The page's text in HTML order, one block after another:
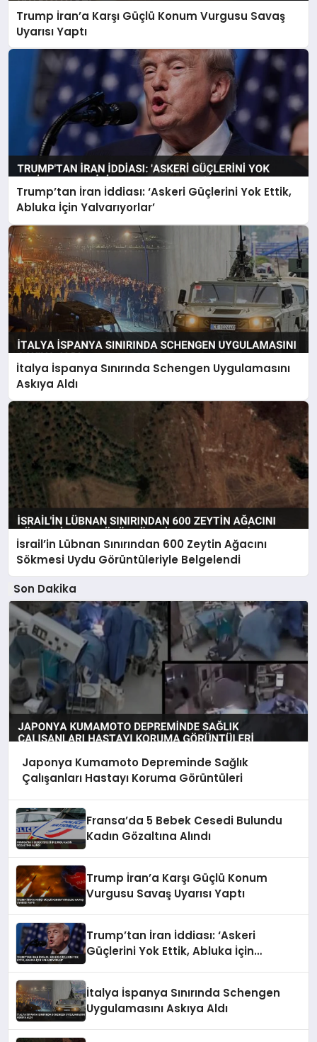
Trump İran’a Karşı Güçlü Konum Vurgusu Savaş
Uyarısı Yaptı
Trump’tan İran İddiası: ‘Askeri Güçlerini Yok Ettik,
Abluka İçin Yalvarıyorlar’
İtalya İspanya Sınırında Schengen Uygulamasını
Askıya Aldı
İsrail’in Lübnan Sınırından 600 Zeytin Ağacını
Sökmesi Uydu Görüntüleriyle Belgelendi
Son Dakika
Japonya Kumamoto Depreminde Sağlık
Çalışanları Hastayı Koruma Görüntüleri
Fransa’da 5 Bebek Cesedi Bulundu
Kadın Gözaltına Alındı
Trump İran’a Karşı Güçlü Konum
Vurgusu Savaş Uyarısı Yaptı
Trump’tan İran İddiası: ‘Askeri
Güçlerini Yok Ettik, Abluka İçin
İtalya İspanya Sınırında Schengen
Uygulamasını Askıya Aldı